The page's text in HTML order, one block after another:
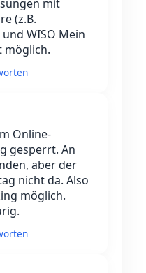
mit
(z.B.
WISO Mein
möglich.
Online-
gesperrt. An
aber der
nicht da. Also
möglich.